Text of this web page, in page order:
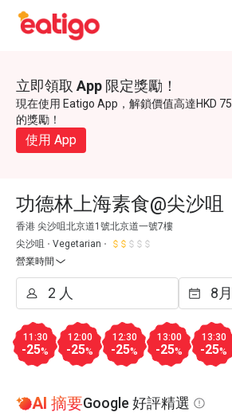
立即領取 App 限定獎勵！
現在使用 Eatigo App，解鎖價值高達HKD 75
的獎勵！
使用 App
功德林上海素食@尖沙咀
香港 尖沙咀北京道1號北京道一號7樓
尖沙咀
Vegetarian
營業時間
11:30
-25%
12:00
-25%
12:30
-25%
13:00
-25%
13:30
-25%
AI 摘要Google 好評精選